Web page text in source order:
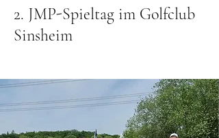
2. JMP-Spieltag im Golfclub
Sinsheim